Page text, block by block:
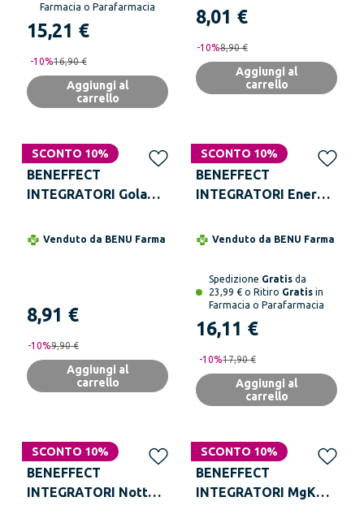
Farmacia o Parafarmacia
15,21 €
-10%16,90 €
Aggiungi al
carrello
8,01 €
-10%8,90 €
Aggiungi al
carrello
SCONTO 10%
BENEFFECT
INTEGRATORI Gola
Venduto da BENU Farma
8,91 €
-10%9,90 €
Aggiungi al
carrello
SCONTO 10%
BENEFFECT
INTEGRATORI Energy
Venduto da BENU Farma
Spedizione Gratis da
23,99 € o Ritiro Gratis in
Farmacia o Parafarmacia
16,11 €
-10%17,90 €
Aggiungi al
carrello
SCONTO 10%
BENEFFECT
INTEGRATORI Notte
SCONTO 10%
BENEFFECT
INTEGRATORI MgK